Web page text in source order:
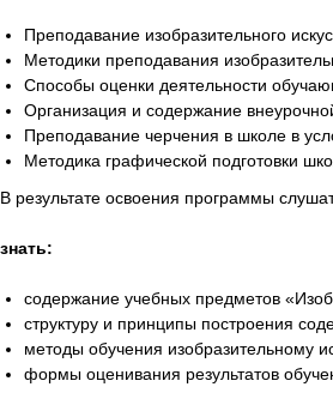
Преподавание изобразительного
Методики преподавания
Способы оценки деятельности
Организация и содержание
Преподавание черчения в школе в
Методика графической подготовки
В результате освоения программы
знать:
содержание учебных предметов
структуру и принципы построения
методы обучения изобразительному
формы оценивания результатов